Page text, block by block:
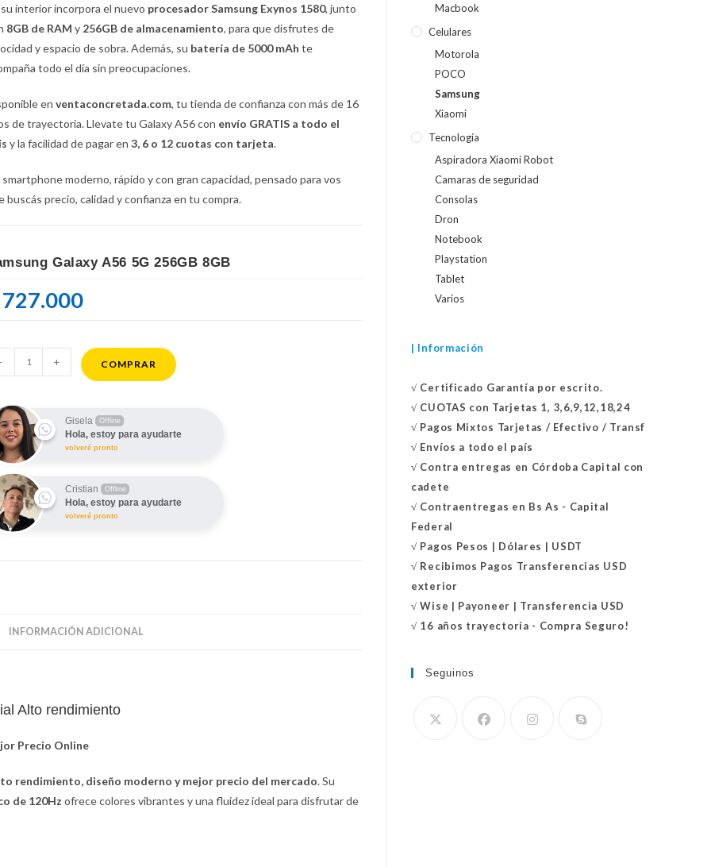
su interior incorpora el nuevo procesador Samsung Exynos 1580, junto
8GB de RAM y 256GB de almacenamiento, para que disfrutes de
y espacio de sobra. Además, su batería de 5000 mAh te
todo el día sin preocupaciones.
enventaconcretada.com, tu tienda de confianza con más de 16
de trayectoria. Llevate tu Galaxy A56 con envío GRATIS a todo el
y la facilidad de pagar en3, 6 o 12 cuotas con tarjeta.
smartphone moderno, rápido y con gran capacidad, pensado para vos
buscás precio, calidad y confianza en tu compra.
Galaxy A56 5G 256GB 8GB
727.000
- + COMPRAR
Gisela Offline
Hola, estoy para ayudarte
volveré pronto
Cristian Offline
Hola, estoy para ayudarte
volveré pronto
INFORMACIÓN ADICIONAL
Alto rendimiento
Precio Online
rendimiento, diseño moderno y mejor precio del mercado. Su
de 120Hz ofrece colores vibrantes y una fluidez ideal para disfrutar de
Macbook
Celulares
Motorola
POCO
Samsung
Xiaomi
Tecnología
Aspiradora Xiaomi Robot
Camaras de seguridad
Consolas
Dron
Notebook
Playstation
Tablet
Varios
| Información
√ Certificado Garantía por escrito.
√ CUOTAS con Tarjetas 1, 3,6,9,12,18,24
√ Pagos Mixtos Tarjetas / Efectivo / Transf
√ Envíos a todo el país
√ Contra entregas en Córdoba Capital con
cadete
√ Contraentregas en Bs As - Capital
Federal
√ Pagos Pesos | Dólares | USDT
√ Recibimos Pagos Transferencias USD
exterior
√ Wise | Payoneer | Transferencia USD
√ 16 años trayectoria - Compra Seguro!
Seguinos